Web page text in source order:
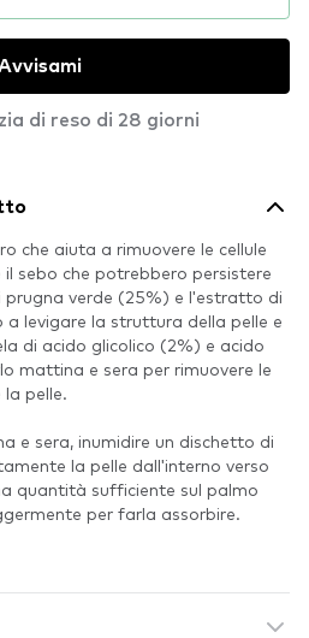
di reso di 28 giorni
che aiuta a rimuovere le cellule
sebo che potrebbero persistere
verde (25%) e l'estratto di
levigare la struttura della pelle e
di acido glicolico (2%) e acido
mattina e sera per rimuovere le
la pelle.
e sera, inumidire un dischetto di
la pelle dall'interno verso
quantità sufficiente sul palmo
per farla assorbire.